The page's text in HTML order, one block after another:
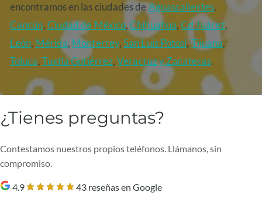
encontramos en las ciudades deAguascalientes,
Cancún,Ciudad de México,Chihuahua,Cd Juárez,
León, Mérida, Monterrey,San Luis Potosí,Tijuana,
Toluca,Tuxtla Gutiérrez,Veracruzy Zacatecas.
¿Tienes preguntas?
Contestamos nuestros propios teléfonos. Llámanos, sin
compromiso.
4.9 43 reseñas en Google